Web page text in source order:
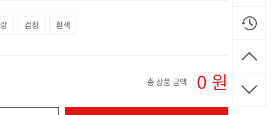
검정 흰색
총 상품 금액 0 원